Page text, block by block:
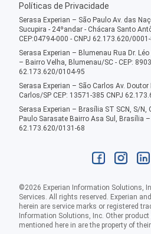
Políticas de Privacidade
Serasa Experian – São Paulo Av. das
Sucupira - 24ºandar - Chácara Santo
CEP:04794-000 - CNPJ 62.173.620/
Serasa Experian – Blumenau Rua Dr.
– Bairro Velha, Blumenau/SC - CEP:
62.173.620/0104-95
Serasa Experian – São Carlos Av.
Carlos/SP CEP: 13571-385 CNPJ
Serasa Experian – Brasília ST SCN, S/N,
Paulo Sarasate Bairro Asa Sul, Brasília –
62.173.620/0131-68
©2026 Experian Information Solutions,
Services. All rights reserved. Experian
herein are service marks or registered
Information Solutions, Inc. Other
mentioned here in are the property of